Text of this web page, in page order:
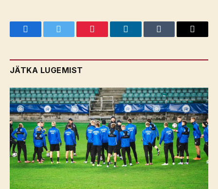
FacebookTwitter Pinterest LinkedInTumblr Email
JÄTKA LUGEMIST